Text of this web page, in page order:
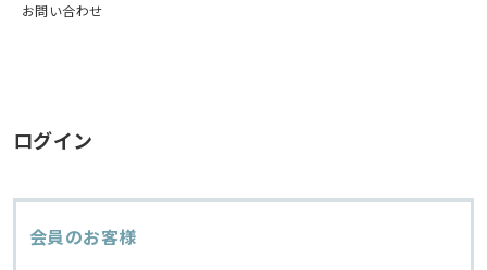
お問い合わせ
ログイン
会員のお客様